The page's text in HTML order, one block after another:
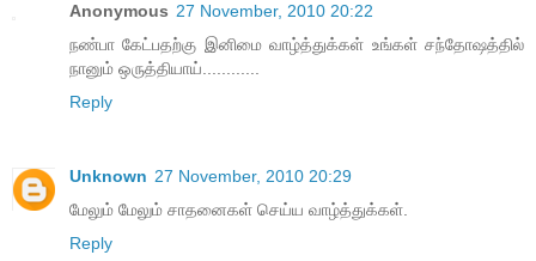
Anonymous 27 November, 2010 20:22
நண்பா கேட்பதற்கு இனிமை வாழ்த்துக்கள் உங்கள் சந்தோஷத்தில்
நானும் ஒருத்தியாய்............
Reply
Unknown 27 November, 2010 20:29
மேலும் மேலும் சாதனைகள் செய்ய வாழ்த்துக்கள்.
Reply